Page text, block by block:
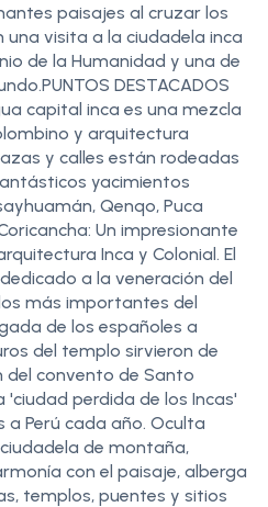
paisajes al cruzar los
una visita a la ciudadela inca
de la Humanidad y una de
DESTACADOS
capital inca es una mezcla
y arquitectura
y calles están rodeadas
yacimientos
Qenqo, Puca
Un impresionante
Inca y Colonial. El
a la veneración del
más importantes del
de los españoles a
del templo sirvieron de
del convento de Santo
'ciudad perdida de los Incas'
Perú cada año. Oculta
de montaña,
con el paisaje, alberga
templos, puentes y sitios